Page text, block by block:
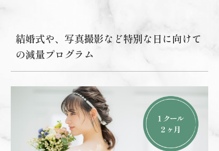
結婚式や、写真撮影など特別な日に向けて
の減量プログラム